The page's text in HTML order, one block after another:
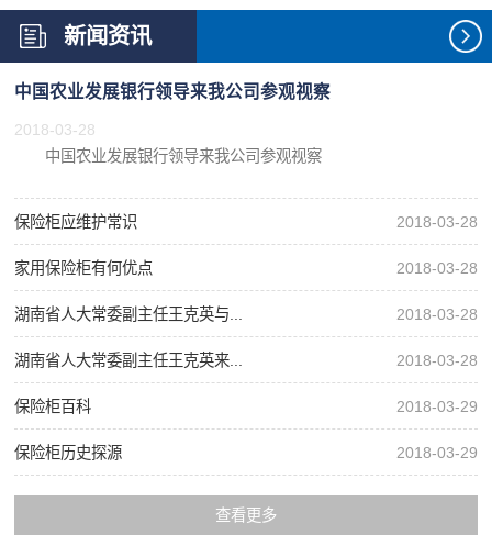
新闻资讯
中国农业发展银行领导来我公司参观视察
2018-03-28
中国农业发展银行领导来我公司参观视察
保险柜应维护常识 2018-03-28
家用保险柜有何优点 2018-03-28
湖南省人大常委副主任王克英与... 2018-03-28
湖南省人大常委副主任王克英来... 2018-03-28
保险柜百科 2018-03-29
保险柜历史探源 2018-03-29
查看更多